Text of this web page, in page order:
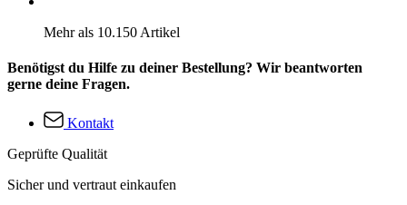
Mehr als 10.150 Artikel
Benötigst du Hilfe zu deiner Bestellung? Wir beantworten
gerne deine Fragen.
Kontakt
Geprüfte Qualität
Sicher und vertraut einkaufen